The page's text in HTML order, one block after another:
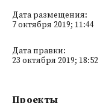
Дата размещения:
7 октября 2019; 11:44
Дата правки:
23 октября 2019;
Проекты